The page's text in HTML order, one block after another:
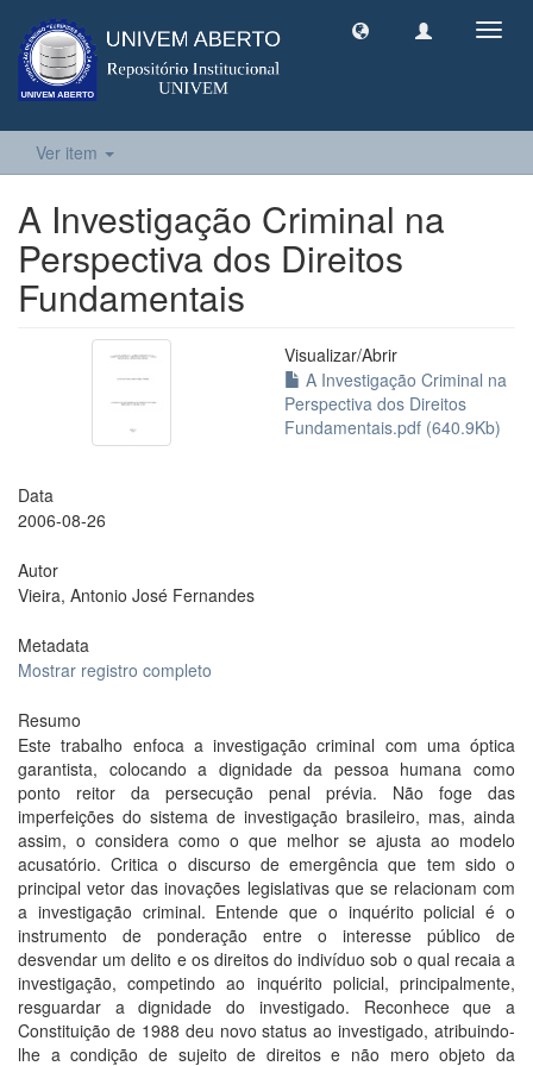
Ver item
A Investigação Criminal na
Perspectiva dos Direitos
Fundamentais
Visualizar/Abrir
A Investigação Criminal na
Perspectiva dos Direitos
Fundamentais.pdf (640.9Kb)
Data
2006-08-26
Autor
Vieira, Antonio José Fernandes
Metadata
Mostrar registro completo
Resumo
Este trabalho enfoca a investigação criminal com uma óptica
garantista, colocando a dignidade da pessoa humana como
ponto reitor da persecução penal prévia. Não foge das
imperfeições do sistema de investigação brasileiro, mas, ainda
assim, o considera como o que melhor se ajusta ao modelo
acusatório. Critica o discurso de emergência que tem sido o
principal vetor das inovações legislativas que se relacionam com
a investigação criminal. Entende que o inquérito policial é o
instrumento de ponderação entre o interesse público de
desvendar um delito e os direitos do indivíduo sob o qual recaia a
investigação, competindo ao inquérito policial, principalmente,
resguardar a dignidade do investigado. Reconhece que a
Constituição de 1988 deu novo status ao investigado, atribuindo-
lhe a condição de sujeito de direitos e não mero objeto da